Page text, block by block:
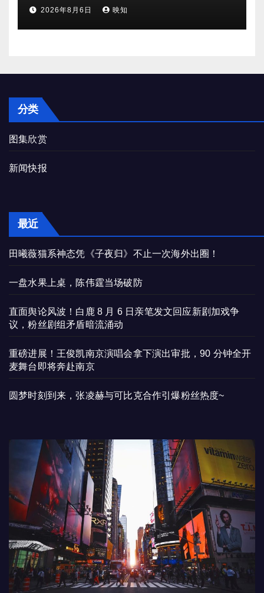
将奔赴南京
2026年8月6日 映知
分类
图集欣赏
新闻快报
最近
田曦薇猫系神态凭《子夜归》不止一次海外出圈！
一盘水果上桌，陈伟霆当场破防
直面舆论风波！白鹿 8 月 6 日亲笔发文回应新剧加戏争
议，粉丝剧组矛盾暗流涌动
重磅进展！王俊凯南京演唱会拿下演出审批，90 分钟全开
麦舞台即将奔赴南京
圆梦时刻到来，张凌赫与可比克合作引爆粉丝热度~